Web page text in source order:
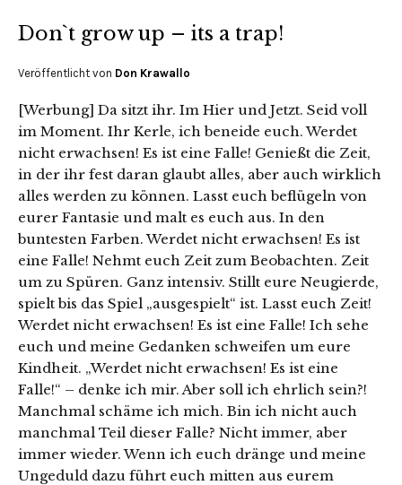
Don`t grow up – its a trap!
Veröffentlicht von Don Krawallo
[Werbung] Da sitzt ihr. Im Hier und Jetzt. Seid voll
im Moment. Ihr Kerle, ich beneide euch. Werdet
nicht erwachsen! Es ist eine Falle! Genießt die Zeit,
in der ihr fest daran glaubt alles, aber auch wirklich
alles werden zu können. Lasst euch beflügeln von
eurer Fantasie und malt es euch aus. In den
buntesten Farben. Werdet nicht erwachsen! Es ist
eine Falle! Nehmt euch Zeit zum Beobachten. Zeit
um zu Spüren. Ganz intensiv. Stillt eure Neugierde,
spielt bis das Spiel „ausgespielt“ ist. Lasst euch Zeit!
Werdet nicht erwachsen! Es ist eine Falle! Ich sehe
euch und meine Gedanken schweifen um eure
Kindheit. „Werdet nicht erwachsen! Es ist eine
Falle!“ – denke ich mir. Aber soll ich ehrlich sein?!
Manchmal schäme ich mich. Bin ich nicht auch
manchmal Teil dieser Falle? Nicht immer, aber
immer wieder. Wenn ich euch dränge und meine
Ungeduld dazu führt euch mitten aus eurem